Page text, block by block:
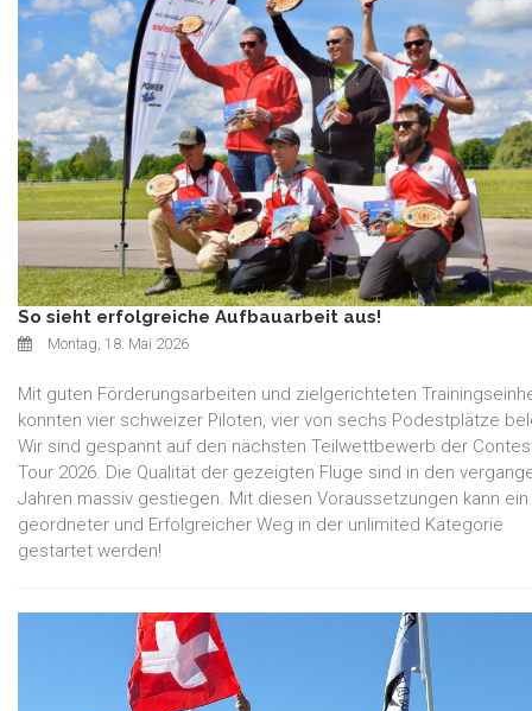
So sieht erfolgreiche Aufbauarbeit aus!
Montag, 18. Mai 2026
Mit guten Förderungsarbeiten und zielgerichteten
konnten vier schweizer Piloten, vier von sechs Podestplätze
Wir sind gespannt auf den nächsten Teilwettbewerb der
Tour 2026. Die Qualität der gezeigten Flüge sind in den
Jahren massiv gestiegen. Mit diesen Voraussetzungen kann ein
geordneter und Erfolgreicher Weg in der unlimited Kategorie
gestartet werden!